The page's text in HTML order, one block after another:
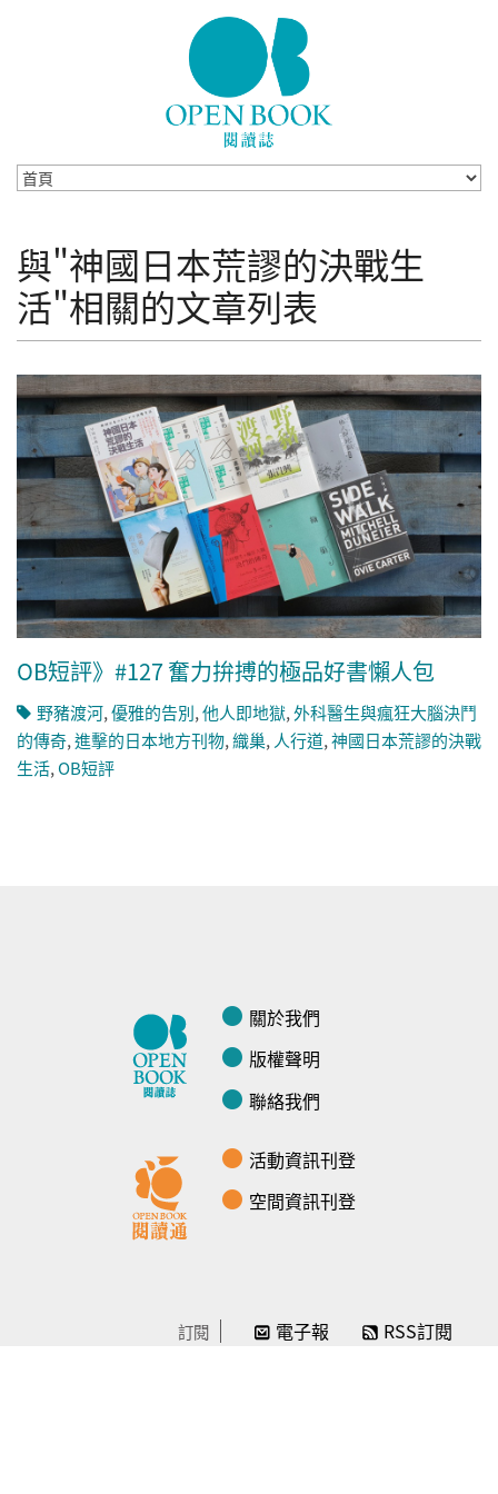
與"神國日本荒謬的決戰生
活"相關的文章列表
OB短評》#127 奮力拚搏的極品好書懶人包
野豬渡河,優雅的告別,他人即地獄,外科醫生與瘋狂大腦決鬥
的傳奇,進擊的日本地方刊物,織巢,人行道,神國日本荒謬的決戰
生活,OB短評
關於我們
版權聲明
聯絡我們
活動資訊刊登
空間資訊刊登
訂閱 電子報 RSS訂閱